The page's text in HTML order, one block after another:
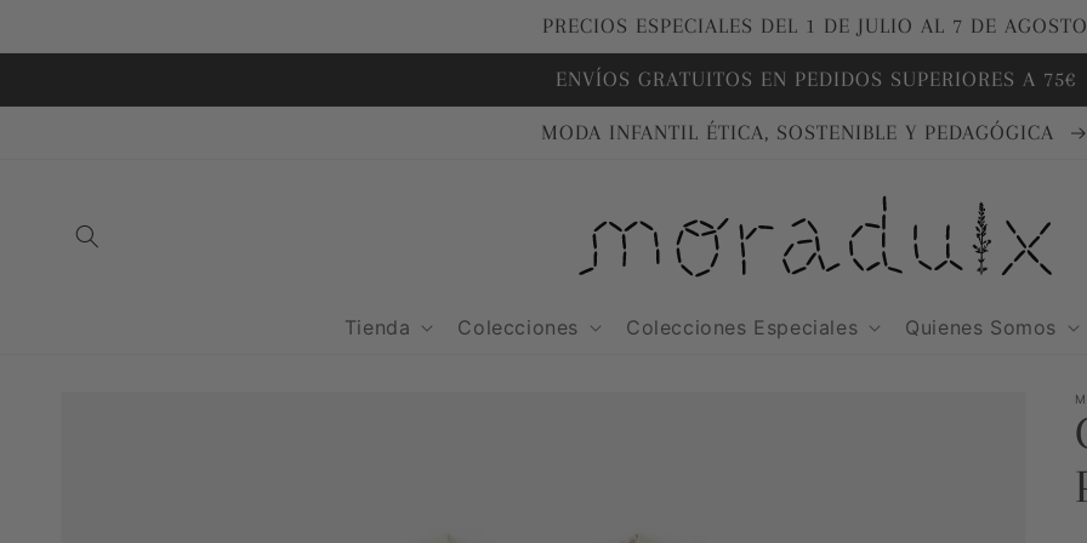
PRECIOS ESPECIALES DEL 1 DE JULIO AL 7 DE AGOSTO
ENVÍOS GRATUITOS EN PEDIDOS SUPERIORES A 75€
MODA INFANTIL ÉTICA, SOSTENIBLE Y PEDAGÓGICA
Tienda Colecciones Colecciones Especiales Quienes Somos